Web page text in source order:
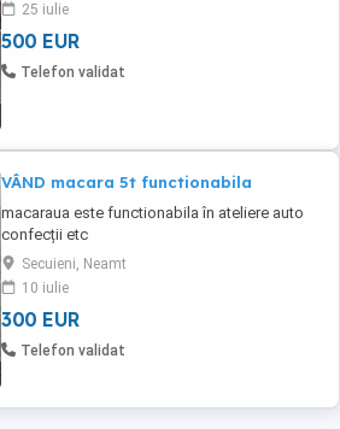
25 iulie
500 EUR
Telefon validat
VÂND macara 5t functionabila
macaraua este functionabila în ateliere auto
confecții etc
Secuieni, Neamt
10 iulie
300 EUR
Telefon validat